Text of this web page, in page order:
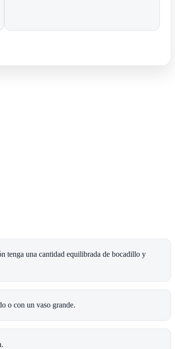
tenga una cantidad equilibrada de bocadillo y
o con un vaso grande.